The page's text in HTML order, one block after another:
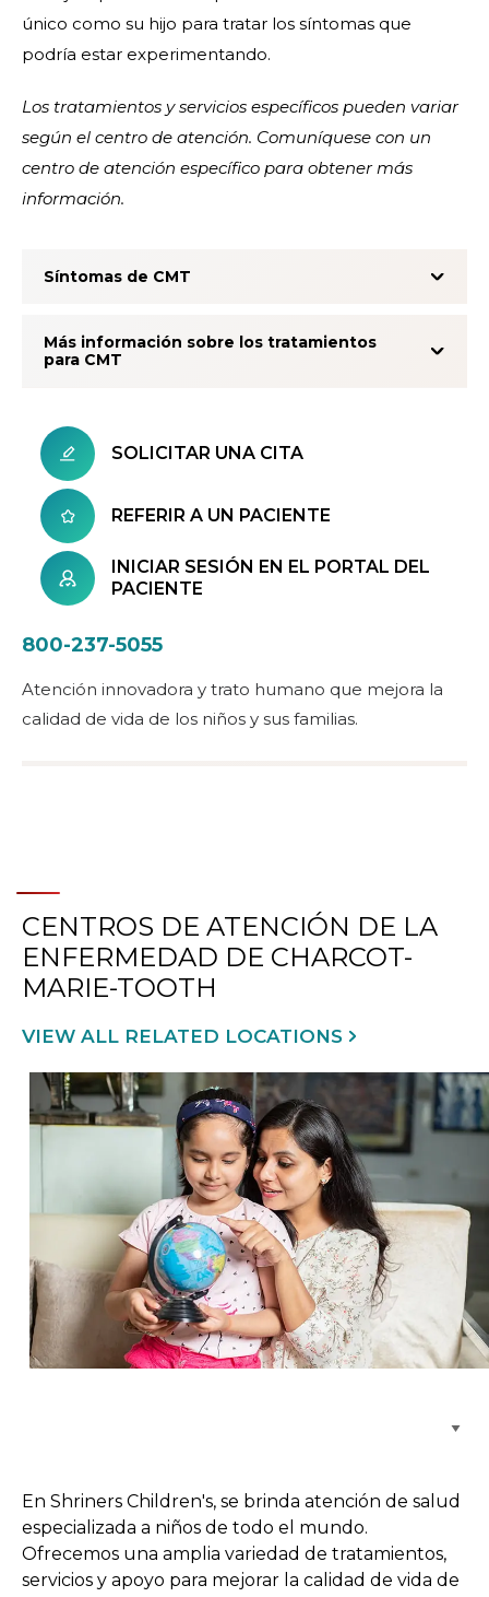
único como su hijo para tratar los síntomas que
podría estar experimentando.
Los tratamientos y servicios específicos pueden variar
según el centro de atención. Comuníquese con un
centro de atención específico para obtener más
información.
Síntomas de CMT
Más información sobre los tratamientos
para CMT
SOLICITAR UNA CITA
REFERIR A UN PACIENTE
INICIAR SESIÓN EN EL PORTAL DEL
PACIENTE
800-237-5055
Atención innovadora y trato humano que mejora la
calidad de vida de los niños y sus familias.
CENTROS DE ATENCIÓN DE LA
ENFERMEDAD DE CHARCOT-
MARIE-TOOTH
VIEW ALL RELATED LOCATIONS
En Shriners Children's, se brinda atención de salud
especializada a niños de todo el mundo.
Ofrecemos una amplia variedad de tratamientos,
servicios y apoyo para mejorar la calidad de vida de